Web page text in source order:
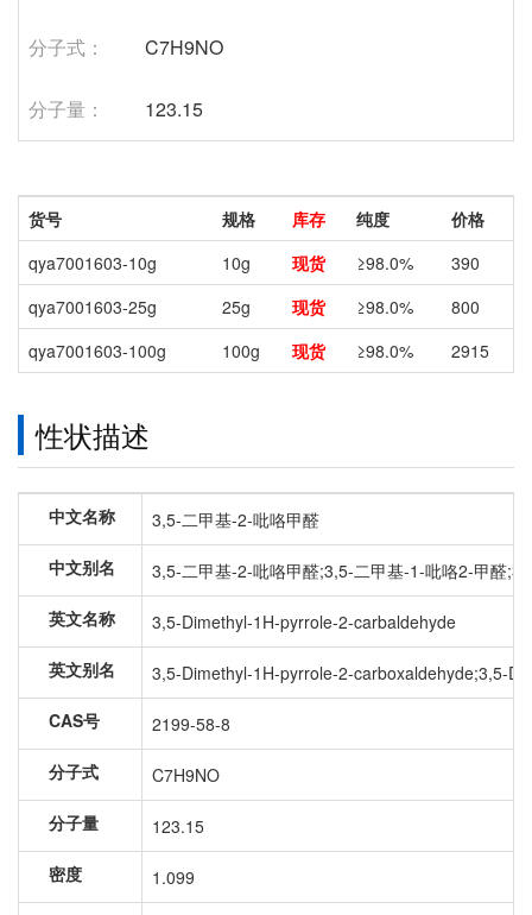
分子式： C7H9NO
分子量： 123.15
货号 规格 库存 纯度
价格
qya7001603-10g
10g 现货 ≥98.0%
390
qya7001603-25g
25g 现货 ≥98.0%
800
qya7001603-100g
100g 现货 ≥98.0% 2915
性状描述
中文名称
3,5-二甲基-2-吡咯甲醛
中文别名
3,5-二甲基-2-吡咯甲醛;3,5-二甲基-1-吡咯2-甲醛
英文名称
3,5-Dimethyl-1H-pyrrole-2-carbaldehyde
英文别名
3,5-Dimethyl-1H-pyrrole-2-carboxaldehyde;3,5-
CAS号
2199-58-8
分子式
C7H9NO
分子量
123.15
密度
1.099